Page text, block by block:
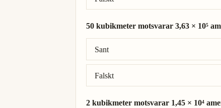
50 kubikmeter motsvarar 3,63 × 10⁵
Sant
Falskt
Rätt svar: 50 kubikmeter = 3,63 × 10⁵
2 kubikmeter motsvarar 1,45 × 10⁴